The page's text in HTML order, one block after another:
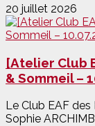
20 juillet 2026
[Atelier Club
& Sommeil –
Le Club EAF des
Sophie